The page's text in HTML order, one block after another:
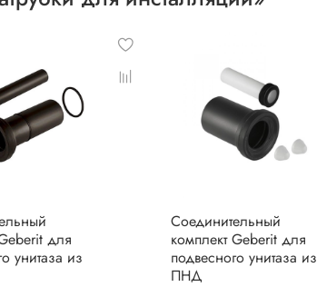
для
унитаза из
Соединительный
комплект Geberit для
подвесного унитаза из
ПНД